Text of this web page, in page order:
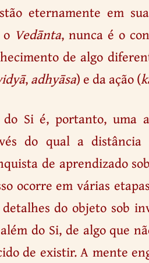
eternamente em
Vedānta, nunca é o
de algo
,adhyāsa) e da ação (
Si é, portanto, uma
do qual a
de aprendizado
ocorre em várias
do objeto sob
do Si, de algo que
de existir. A mente